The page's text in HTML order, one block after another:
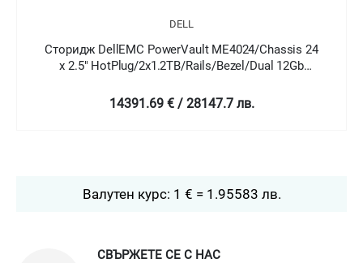
DELL
Сторидж DellEMC PowerVault ME4024/Chassis 24
x 2.5" HotPlug/2x1.2TB/Rails/Bezel/Dual 12Gb
14391.69 € / 28147.7 лв.
Валутен курс: 1 € = 1.95583 лв.
СВЪРЖЕТЕ СЕ С НАС